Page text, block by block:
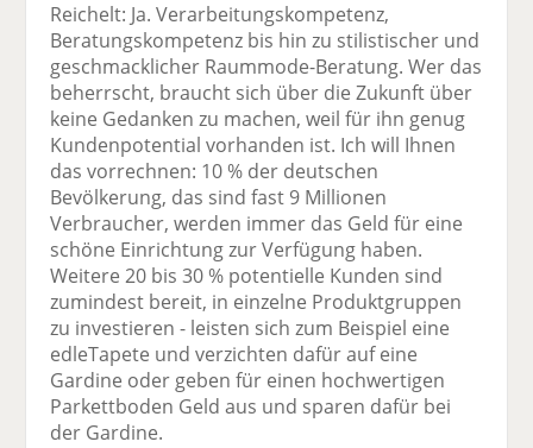
Reichelt: Ja. Verarbeitungskompetenz,
Beratungskompetenz bis hin zu stilistischer und
geschmacklicher Raummode-Beratung. Wer das
beherrscht, braucht sich über die Zukunft über
keine Gedanken zu machen, weil für ihn genug
Kundenpotential vorhanden ist. Ich will Ihnen
das vorrechnen: 10 % der deutschen
Bevölkerung, das sind fast 9 Millionen
Verbraucher, werden immer das Geld für eine
schöne Einrichtung zur Verfügung haben.
Weitere 20 bis 30 % potentielle Kunden sind
zumindest bereit, in einzelne Produktgruppen
zu investieren - leisten sich zum Beispiel eine
edleTapete und verzichten dafür auf eine
Gardine oder geben für einen hochwertigen
Parkettboden Geld aus und sparen dafür bei
der Gardine.